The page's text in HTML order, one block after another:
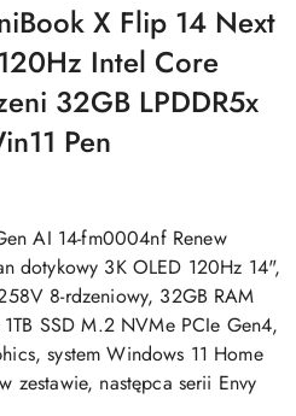
X Flip 14 Next
Intel Core
32GB LPDDR5x
Pen
AI 14-fm0004nf Renew
dotykowy 3K OLED 120Hz 14",
8-rdzeniowy, 32GB RAM
SSD M.2 NVMe PCIe Gen4,
system Windows 11 Home
zestawie, następca serii Envy